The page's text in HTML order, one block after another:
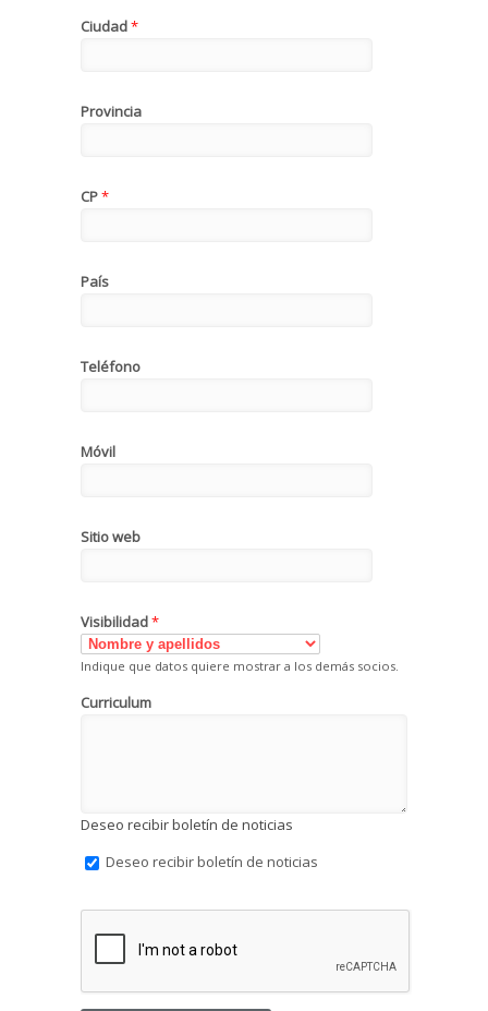
Ciudad*
Provincia
CP*
País
Teléfono
Móvil
Sitio web
Visibilidad*
Indique que datos quiere mostrar a los demás socios.
Curriculum
Deseo recibir boletín de noticias
Deseo recibir boletín de noticias